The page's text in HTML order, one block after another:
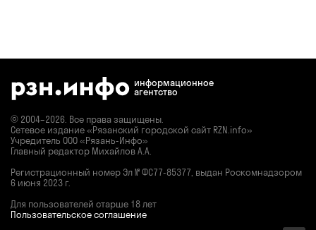
информационное
агентство
© 2004–2026. Все права защищены.
Сетевое издание «Рязанский городской сайт RZN.info»
Учредитель ООО «Рязань-Инфо»
Главный редактор Михайлов А.А.
Регистрационный номер Эл № ФС77-85377, выдан Роскомнадзором
6 июня 2023 г.
Для пользователей старше 18 лет
Пользовательское соглашение